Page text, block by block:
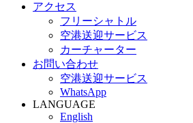
アクセス
フリーシャトル
空港送迎サービス
カーチャーター
お問い合わせ
空港送迎サービス
WhatsApp
LANGUAGE
English